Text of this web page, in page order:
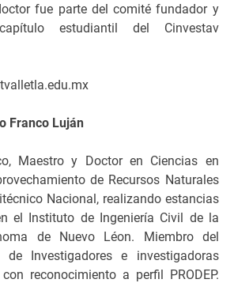
fue parte del comité fundador y
estudiantil del Cinvestav
Franco Luján
Maestro y Doctor en Ciencias en
de Recursos Naturales
Nacional, realizando estancias
el Instituto de Ingeniería Civil de la
de Nuevo Léon. Miembro del
de Investigadores e investigadoras
reconocimiento a perfil PRODEP.